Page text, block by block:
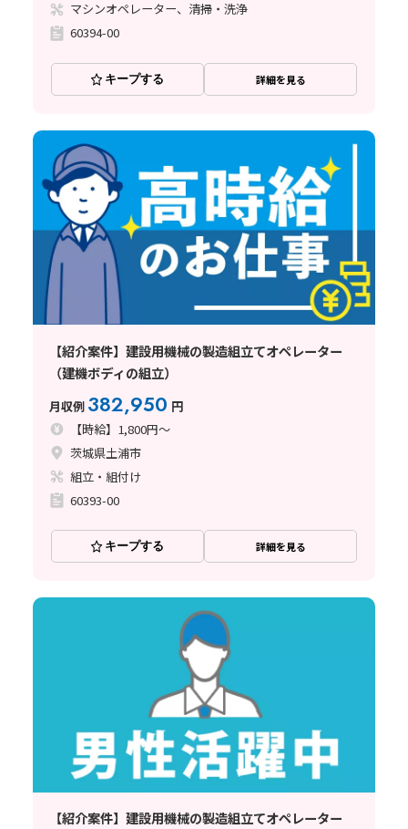
マシンオペレーター、清掃・洗浄
60394-00
キープする 詳細を見る
【紹介案件】建設用機械の製造組立てオペレーター
（建機ボディの組立）
月収例 382,950 円
【時給】1,800円～
茨城県土浦市
組立・組付け
60393-00
キープする 詳細を見る
【紹介案件】建設用機械の製造組立てオペレーター